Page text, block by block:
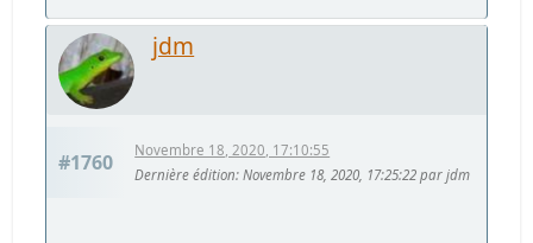
jdm
#1760
Novembre 18, 2020, 17:10:55
Dernière édition: Novembre 18, 2020, 17:25:22 par jdm